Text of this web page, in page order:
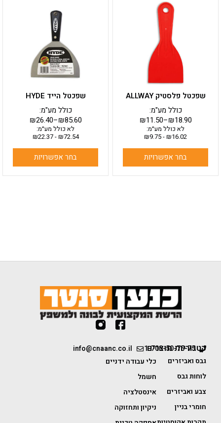
שפכטל פלסטיק ALLWAY
₪11.50–₪18.90
כולל מע"מ:
לא כולל מע״מ:
₪16.02
-
₪9.75
בחר אפשרויות
זה
יש
מספר
סוגים.
ניתן
לבחור
האפשרויות
המוצר
שפכטל הייד HYDE
₪26.40–₪85.60
כולל מע"מ:
לא כולל מע״מ:
₪72.54
-
₪22.37
בחר אפשרויות
יש
מספר
סוגים.
ניתן
לבחור
את
האפשרויות
המוצר
1-700-50-75-75
info@cnaanc.co.il קטגוריות מוצרים
גבס ואביזרים
לוחות גבס
צבע ואביזרים
חומרי בניין
כלי עבודה ידניים
חשמל
אינסטלציה
ניקיון ותחזוקה